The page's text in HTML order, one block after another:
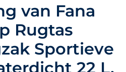
van Fana
Rugtas
Sportieve
22 L.